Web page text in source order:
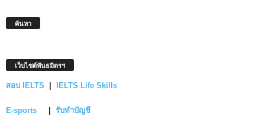
ค้นหา
เว็บไซต์พันธมิตรฯ
สอบ IELTS | IELTS Life Skills
E-sports | รับทำบัญชี